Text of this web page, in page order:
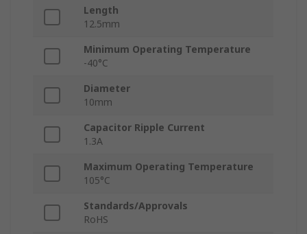
Length
12.5mm
Minimum Operating Temperature
-40°C
Diameter
10mm
Capacitor Ripple Current
1.3A
Maximum Operating Temperature
105°C
Standards/Approvals
RoHS